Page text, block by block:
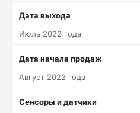
Дата выхода
Июль 2022 года
Дата начала продаж
Август 2022 года
Сенсоры и датчики